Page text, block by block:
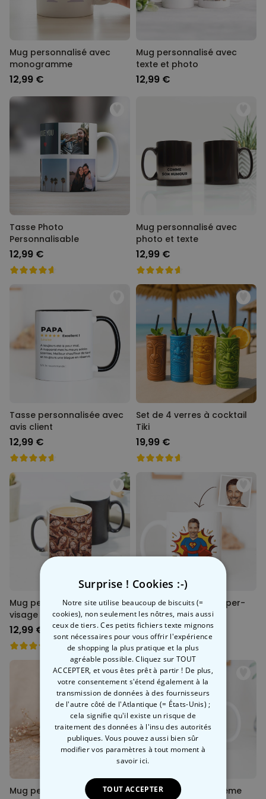
Mug personnalisé avec
monogramme
12,99 €
Mug personnalisé avec
texte et photo
12,99 €
Tasse Photo
Personnalisable
12,99 €
Mug personnalisé avec
photo et texte
12,99 €
Tasse personnalisée avec
avis client
12,99 €
Set de 4 verres à cocktail
Tiki
19,99 €
Mug personnalisé avec
visage
12,99 €
Mug personnalisé super-
héros avec visage
12,99 €
Mug personnalisé poignée
Mug personnalisé Mème
Surprise ! Cookies :-)
Notre site utilise beaucoup de biscuits (=
cookies), non seulement les nôtres, mais aussi
ceux de tiers. Ces petits fichiers texte mignons
sont nécessaires pour vous offrir l'expérience
de shopping la plus pratique et la plus
agréable possible. Cliquez sur TOUT
ACCEPTER, et vous êtes prêt à partir ! De plus,
votre consentement s'étend également à la
transmission de données à des fournisseurs
de l'autre côté de l'Atlantique (= États-Unis) ;
cela signifie qu'il existe un risque de
traitement des données à l'insu des autorités
publiques. Vous pouvez aussi bien sûr
modifier vos paramètres à tout moment à
savoir ici.
TOUT ACCEPTER